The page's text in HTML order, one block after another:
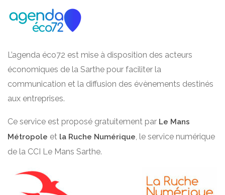
L’agenda éco72 est mise à disposition des acteurs
économiques de la Sarthe pour faciliter la
communication et la diffusion des évènements destinés
aux entreprises.
Ce service est proposé gratuitement par Le Mans
Métropole et la Ruche Numérique, le service numérique
de la CCI Le Mans Sarthe.